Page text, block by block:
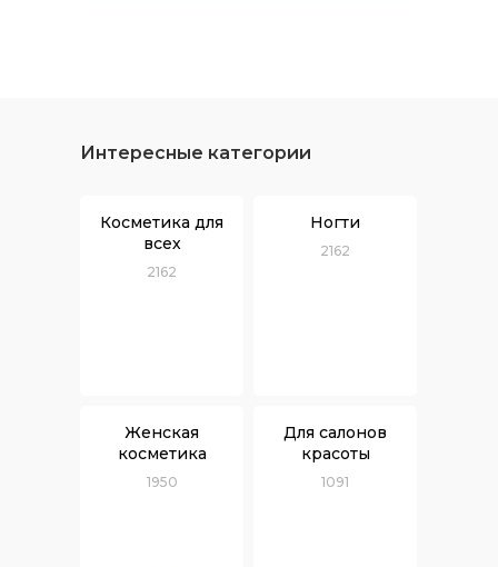
Интересные категории
Косметика для
всех
2162
Ногти
2162
Женская
косметика
1950
Для салонов
красоты
1091